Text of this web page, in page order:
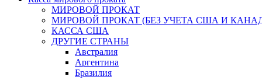
МИРОВОЙ ПРОКАТ
МИРОВОЙ ПРОКАТ (БЕЗ УЧЕТА США И
КАССА США
ДРУГИЕ СТРАНЫ
Австралия
Аргентина
Бразилия